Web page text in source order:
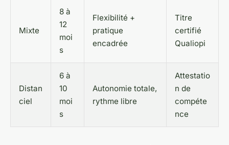
Mixte
8 à
12
moi
s
Flexibilité +
pratique
encadrée
Titre
certifié
Qualiopi
Distan
ciel
6 à
10
moi
s
Autonomie totale,
rythme libre
Attestatio
n de
compéte
nce